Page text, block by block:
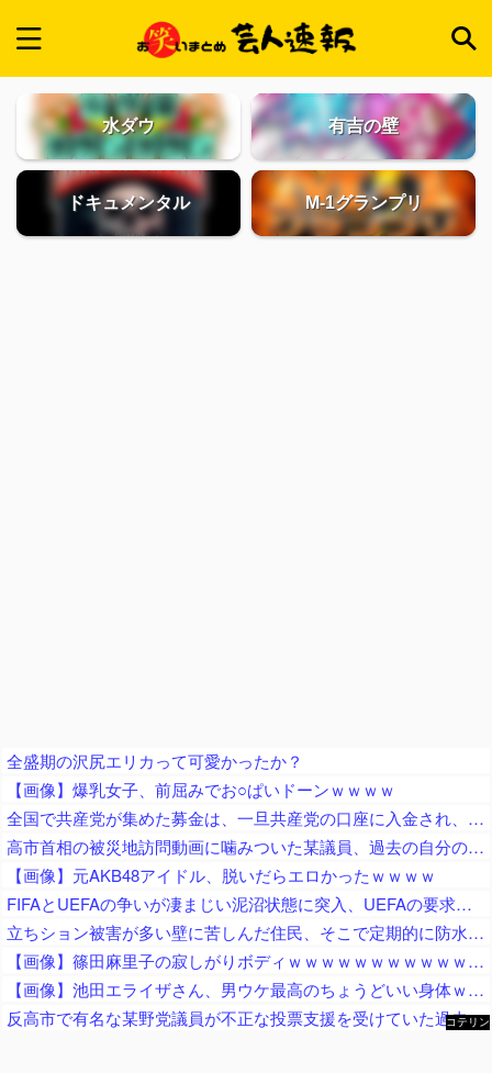
水ダウ 有吉の壁
ドキュメンタル M-1グランプリ
全盛期の沢尻エリカって可愛かったか？
【画像】爆乳女子、前屈みでお○ぱいドーンｗｗｗｗ
全国で共産党が集めた募金は、一旦共産党の口座に入金され、まとめて、被災自治体や団体（農協や漁協など）にも届けられます
高市首相の被災地訪問動画に噛みついた某議員、過去の自分のやらかしを速攻で掘り起こされてしまい……
【画像】元AKB48アイドル、脱いだらエロかったｗｗｗｗ
FIFAとUEFAの争いが凄まじい泥沼状態に突入、UEFAの要求を呑んだFIFAだったがUEFA側は強硬姿勢を崩さず……
立ちション被害が多い壁に苦しんだ住民、そこで定期的に防水スプレーを吹きかけておいた結果……
【画像】篠田麻里子の寂しがりボディｗｗｗｗｗｗｗｗｗｗｗｗｗｗｗｗｗｗｗ
【画像】池田エライザさん、男ウケ最高のちょうどいい身体ｗｗｗｗ
反高市で有名な某野党議員が不正な投票支援を受けていた過去が発掘、「説明責任があるのでは？」と揶揄されており……
コテリン